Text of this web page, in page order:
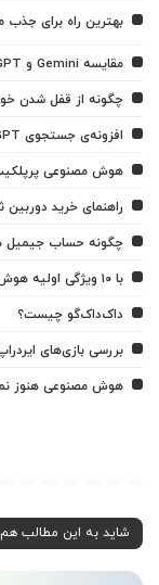
بهترین راه برای جذب
مقایسه Gemini و ChatGPT: کدام یک بهتر است؟
چگونه از قفل شدن خودکار ویندوز 11 یا
افزونه‌ی جستجوی ChatGPT برای گوگل کروم معرفی شد
هوش مصنوعی
راهنمای خرید
چگونه حساب جیمیل
با ۱۰ ویژگی اولیه هوش اپل (Apple Intelligence) آشنا شوید
داک‌داک‌گو چیست؟
بررسی بازی‌های
هوش مصنوعی هنوز
شاید به این مطالب هم